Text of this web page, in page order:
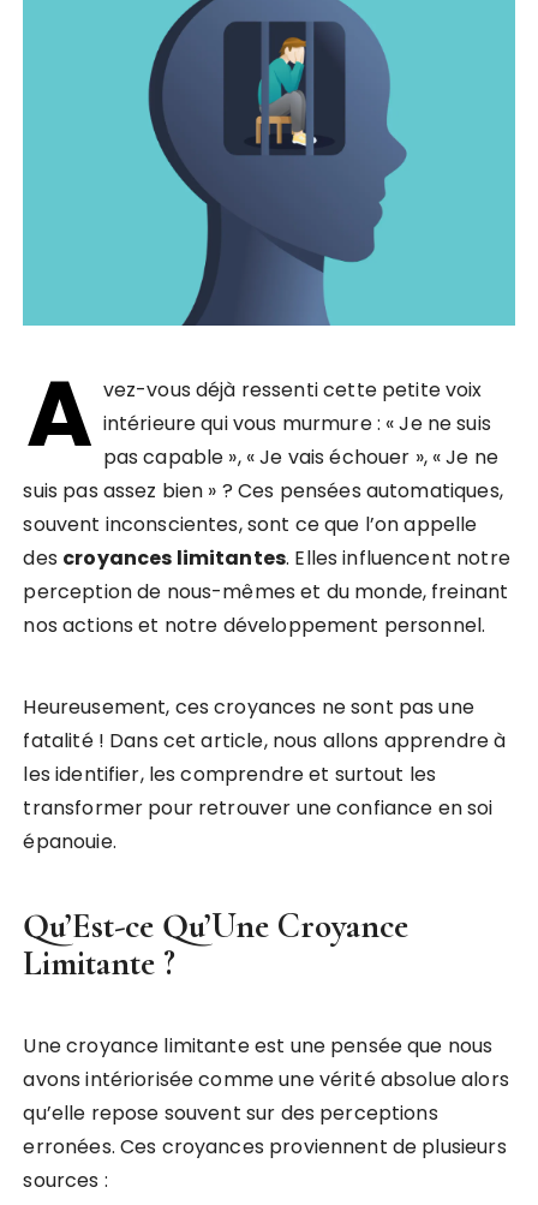
A vez-vous déjà ressenti cette petite voix
intérieure qui vous murmure : « Je ne suis
pas capable », « Je vais échouer », « Je ne
suis pas assez bien » ? Ces pensées automatiques,
souvent inconscientes, sont ce que l’on appelle
des croyances limitantes. Elles influencent notre
perception de nous-mêmes et du monde, freinant
nos actions et notre développement personnel.
Heureusement, ces croyances ne sont pas une
fatalité ! Dans cet article, nous allons apprendre à
les identifier, les comprendre et surtout les
transformer pour retrouver une confiance en soi
épanouie.
Qu’Est-ce Qu’Une Croyance
Limitante ?
Une croyance limitante est une pensée que nous
avons intériorisée comme une vérité absolue alors
qu’elle repose souvent sur des perceptions
erronées. Ces croyances proviennent de plusieurs
sources :